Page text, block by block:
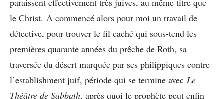
le Christ. A commencé alors pour moi un travail de
détective, pour trouver le fil caché qui sous-tend les
premières quarante années du prêche de Roth, sa
traversée du désert marquée par ses philippiques contre
l’establishment juif, période qui se termine avec Le
Théâtre de Sabbath, après quoi le prophète peut enfin